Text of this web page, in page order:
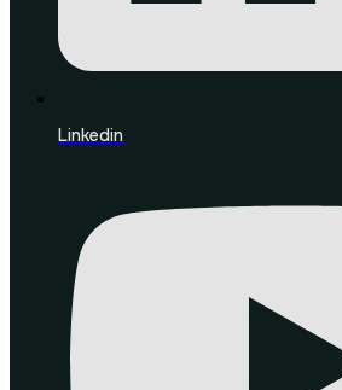
Linkedin